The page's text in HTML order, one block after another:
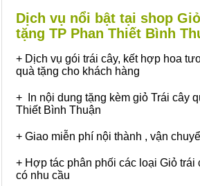
Dịch vụ nổi bật tại shop
tặng TP Phan Thiết Bình
+ Dịch vụ gói trái cây, kết hợp hoa
quà tặng cho khách hàng
+ In nội dung tặng kèm giỏ Trái cây
Thiết Bình Thuận
+ Giao miễn phí nội thành , vận
+ Hợp tác phân phối các loại Giỏ trái
có nhu cầu